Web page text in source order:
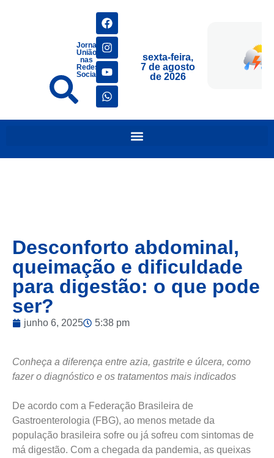
Jornais
União
nas
Redes
Sociais
sexta-feira,
7 de agosto
de 2026
Desconforto abdominal,
queimação e dificuldade
para digestão: o que pode
ser?
junho 6, 2025 5:38 pm
Conheça a diferença entre azia, gastrite e úlcera, como
fazer o diagnóstico e os tratamentos mais indicados
De acordo com a Federação Brasileira de
Gastroenterologia (FBG), ao menos metade da
população brasileira sofre ou já sofreu com sintomas de
má digestão. Com a chegada da pandemia, as queixas